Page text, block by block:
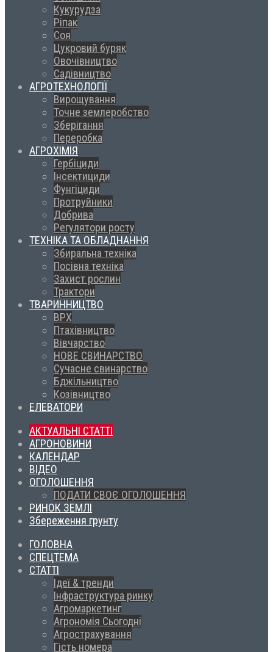
Кукурудза
Ріпак
Соя
Цукровий буряк
Овочівництво
Садівництво
АГРОТЕХНОЛОГІЇ
Вирощування
Точне землеробство
Зберігання
Переробка
АГРОХІМІЯ
Гербіциди
Інсектициди
Фунгіциди
Протруйники
Добрива
Регулятори росту
ТЕХНІКА ТА ОБЛАДНАННЯ
Збиральна техніка
Посівна техніка
Захист рослин
Трактори
ТВАРИННИЦТВО
ВРХ
Птахівництво
Вівчарство
НОВЕ СВИНАРСТВО
Сучасне свинарство
Бджільництво
Козівництво
ЕЛЕВАТОРИ
АКТУАЛЬНІ СТАТТІ
АГРОНОВИНИ
КАЛЕНДАР
ВІДЕО
ОГОЛОШЕННЯ
ПОДАТИ СВОЄ ОГОЛОШЕННЯ
РИНОК ЗЕМЛІ
Збереження грунту
ГОЛОВНА
СПЕЦТЕМА
СТАТТІ
Ідеї & тренди
Інфраструктура ринку
Агромаркетинг
Агрономія Сьогодні
Агрострахування
Гість номера